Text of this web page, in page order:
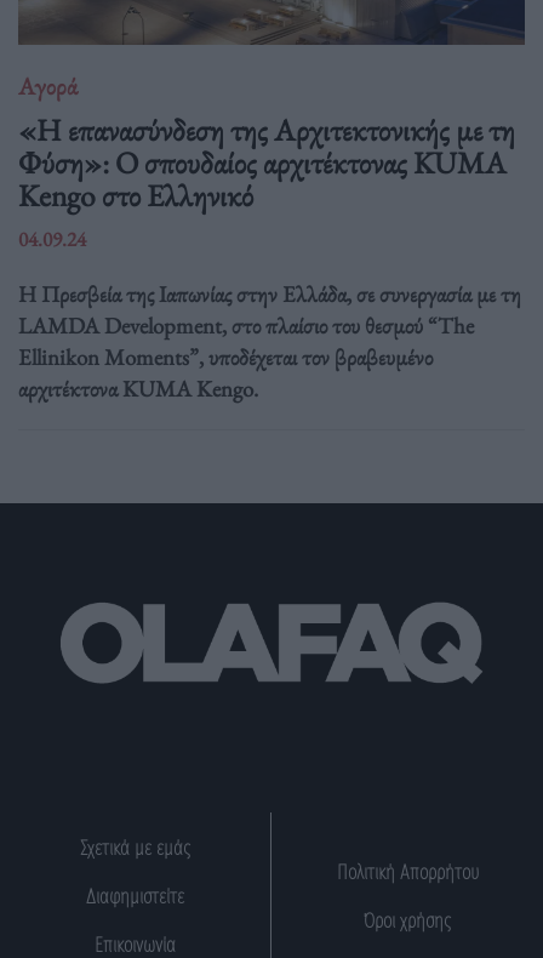
Αγορά
«Η επανασύνδεση της Αρχιτεκτονικής με τη
Φύση»: Ο σπουδαίος αρχιτέκτονας KUMA
Kengo στο Ελληνικό
04.09.24
Η Πρεσβεία της Ιαπωνίας στην Ελλάδα, σε συνεργασία με τη
LAMDA Development, στο πλαίσιο του θεσμού “The
Ellinikon Moments”, υποδέχεται τον βραβευμένο
αρχιτέκτονα KUMA Kengo.
Σχετικά με εμάς
Διαφημιστείτε
Επικοινωνία
Πολιτική Απορρήτου
Όροι χρήσης